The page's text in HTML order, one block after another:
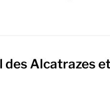
des Alcatrazes